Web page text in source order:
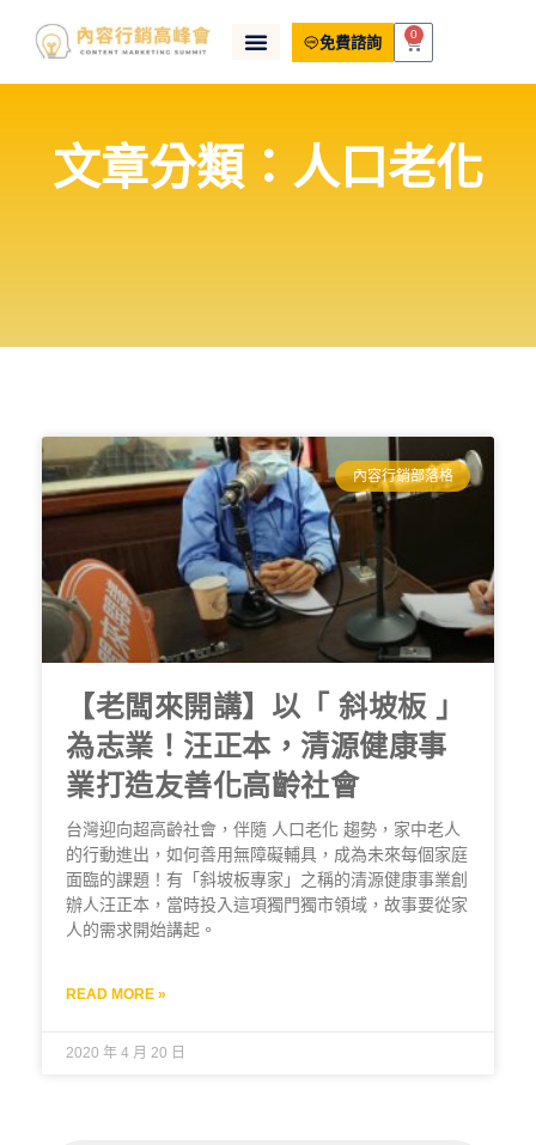
免費諮詢 0
文章分類：人口老化
內容行銷部落格
【老闆來開講】以「 斜坡板 」
為志業！汪正本，清源健康事
業打造友善化高齡社會
台灣迎向超高齡社會，伴隨 人口老化 趨勢，家中老人
的行動進出，如何善用無障礙輔具，成為未來每個家庭
面臨的課題！有「斜坡板專家」之稱的清源健康事業創
辦人汪正本，當時投入這項獨門獨市領域，故事要從家
人的需求開始講起。
READ MORE »
2020 年 4 月 20 日